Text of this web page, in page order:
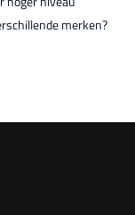
merken?